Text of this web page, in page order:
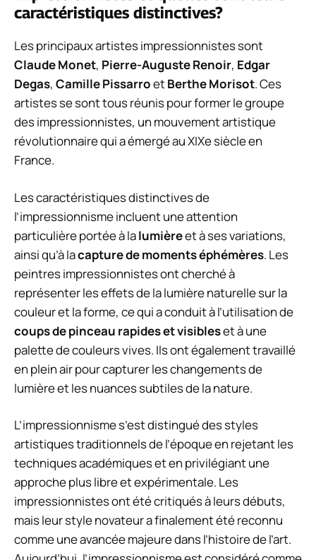
caractéristiques distinctives?
Les principaux artistes impressionnistes sont
Claude Monet, Pierre-Auguste Renoir, Edgar
Degas, Camille PissarroetBerthe Morisot. Ces
artistes se sont tous réunis pour former le groupe
des impressionnistes, un mouvement artistique
révolutionnaire qui a émergé au XIXe siècle en
France.
Les caractéristiques distinctives de
l’impressionnisme incluent une attention
particulière portée à lalumièreet à ses variations,
ainsi qu’à lacapture de moments éphémères. Les
peintres impressionnistes ont cherché à
représenter les effets de la lumière naturelle sur la
couleur et la forme, ce qui a conduit à l’utilisation de
coups de pinceau rapides et visibleset à une
palette de couleurs vives. Ils ont également travaillé
en plein air pour capturer les changements de
lumière et les nuances subtiles de la nature.
L’impressionnisme s’est distingué des styles
artistiques traditionnels de l’époque en rejetant les
techniques académiques et en privilégiant une
approche plus libre et expérimentale. Les
impressionnistes ont été critiqués à leurs débuts,
mais leur style novateur a finalement été reconnu
comme une avancée majeure dans l’histoire de l’art.